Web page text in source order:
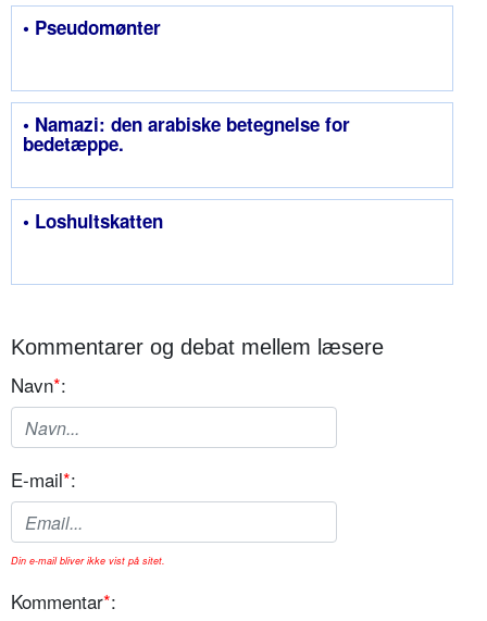
• Pseudomønter
• Namazi: den arabiske betegnelse for
bedetæppe.
• Loshultskatten
Kommentarer og debat mellem læsere
Navn*:
E-mail*:
Din e-mail bliver ikke vist på sitet.
Kommentar*: